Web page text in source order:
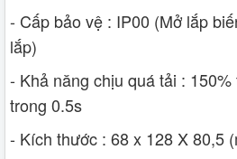
- Cấp bảo vệ : IP00 (Mở lắp
lắp)
- Khả năng chịu quá tải :
trong 0.5s
- Kích thước : 68 x 128 X 80,5